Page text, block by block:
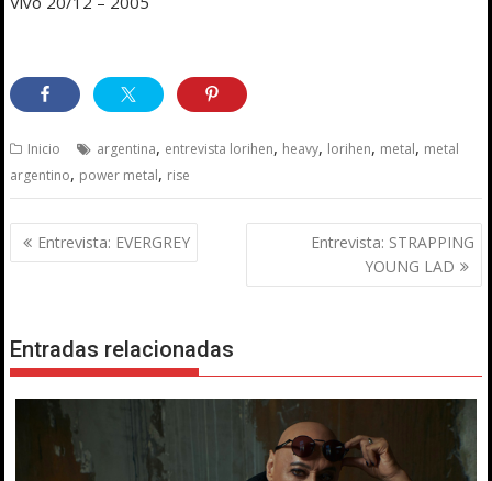
Inicio argentina, entrevista lorihen, heavy, lorihen, metal, metal
argentino, power metal, rise
Navegación
de
Entrevista: EVERGREY
Entrevista: STRAPPING
YOUNG LAD
Entradas relacionadas